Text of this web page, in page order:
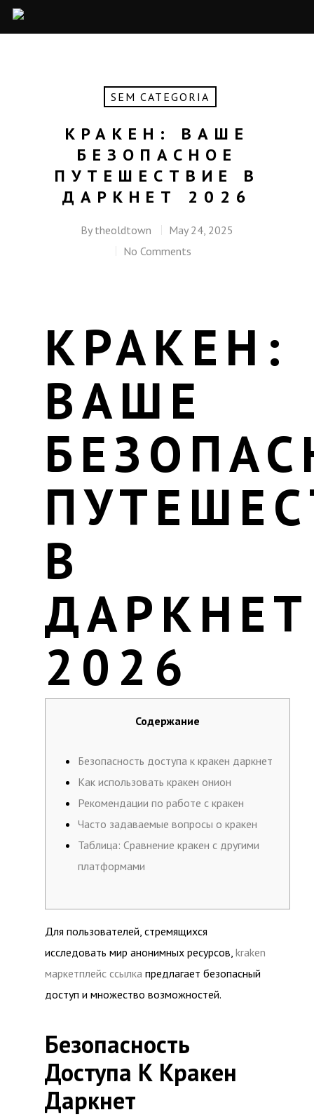
SEM CATEGORIA
КРАКЕН: ВАШЕ
БЕЗОПАСНОЕ
ПУТЕШЕСТВИЕ В
ДАРКНЕТ 2026
By theoldtown
May 24, 2025
No Comments
КРАКЕН:
ВАШЕ
В
ДАРКНЕТ
2026
Содержание
Безопасность доступа к кракен даркнет
Как использовать кракен онион
Рекомендации по работе с кракен
Часто задаваемые вопросы о кракен
Таблица: Сравнение кракен с другими
платформами
Для пользователей, стремящихся
исследовать мир анонимных ресурсов, kraken
маркетплейс ссылка предлагает безопасный
доступ и множество возможностей.
Безопасность
Доступа К Кракен
Даркнет